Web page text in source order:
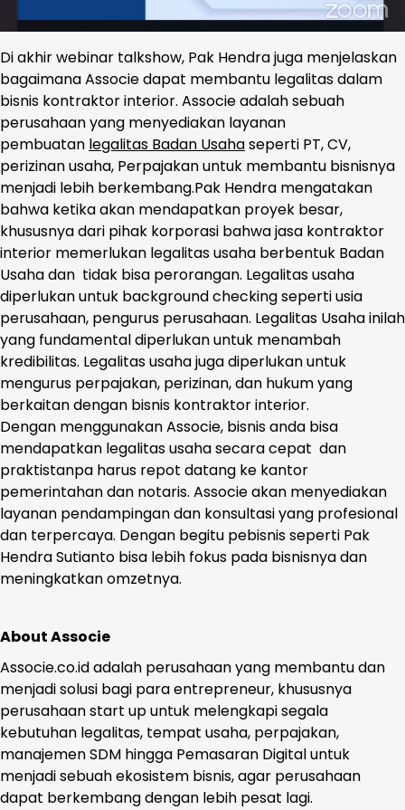
Di akhir webinar talkshow, Pak Hendra juga menjelaskan
bagaimana Associe dapat membantu legalitas dalam
bisnis kontraktor interior. Associe adalah sebuah
perusahaan yang menyediakan layanan
pembuatan legalitas Badan Usahaseperti PT, CV,
perizinan usaha, Perpajakan untuk membantu bisnisnya
menjadi lebih berkembang.Pak Hendra mengatakan
bahwa ketika akan mendapatkan proyek besar,
khususnya dari pihak korporasi bahwa jasa kontraktor
interior memerlukan legalitas usaha berbentuk Badan
Usaha dan tidak bisa perorangan. Legalitas usaha
diperlukan untuk background checking seperti usia
perusahaan, pengurus perusahaan. Legalitas Usaha inilah
yang fundamental diperlukan untuk menambah
kredibilitas. Legalitas usaha juga diperlukan untuk
mengurus perpajakan, perizinan, dan hukum yang
berkaitan dengan bisnis kontraktor interior.
Dengan menggunakan Associe, bisnis anda bisa
mendapatkan legalitas usaha secara cepat dan
praktistanpa harus repot datang ke kantor
pemerintahan dan notaris. Associe akan menyediakan
layanan pendampingan dan konsultasi yang profesional
dan terpercaya. Dengan begitu pebisnis seperti Pak
Hendra Sutianto bisa lebih fokus pada bisnisnya dan
meningkatkan omzetnya.
About Associe
Associe.co.id adalah perusahaan yang membantu dan
menjadi solusi bagi para entrepreneur, khususnya
perusahaan start up untuk melengkapi segala
kebutuhan legalitas, tempat usaha, perpajakan,
manajemen SDM hingga Pemasaran Digital untuk
menjadi sebuah ekosistem bisnis, agar perusahaan
dapat berkembang dengan lebih pesat lagi.